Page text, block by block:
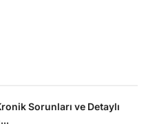
Sorunları ve Detaylı